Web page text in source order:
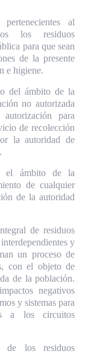
al
los residuos
para que sean
de la presente
e higiene.
del ámbito de la
no autorizada
para
de recolección
la autoridad de
el ámbito de la
de cualquier
de la autoridad
de residuos
y
un proceso de
con el objeto de
de la población.
negativos
y sistemas para
a los circuitos
de los residuos